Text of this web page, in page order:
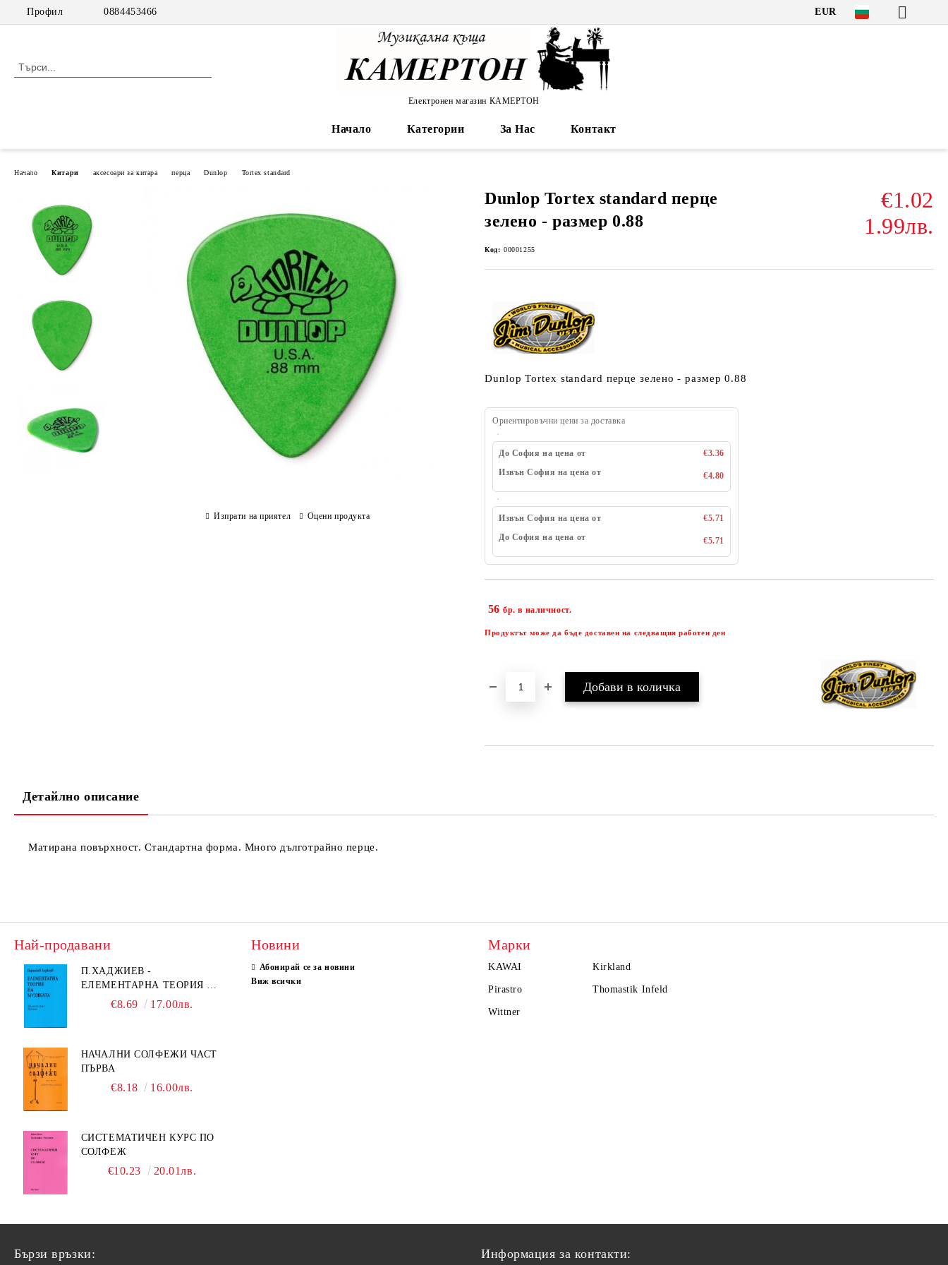
Профил 0884453466 EUR
Електронен магазин КАМЕРТОН
Начало Категории За Нас Контакт
Начало Китари аксесоари за китара перца Dunlop Tortex standard
Dunlop Tortex standard перце
зелено - размер 0.88
€1.02
1.99лв.
Код: 00001255
Dunlop Tortex standard перце зелено - размер 0.88
Ориентировъчни цени за доставка
До София на цена от
€3.36
Извън София на цена от
€4.80
Извън София на цена от
€5.71
До София на цена от
€5.71
56 бр. в наличност.
Продуктът може да бъде доставен на следващия работен ден
Изпрати на приятел Оцени продукта
Детайлно описание
Матирана повърхност. Стандартна форма. Много дълготрайно перце.
Най-продавани
П.ХАДЖИЕВ -
ЕЛЕМЕНТАРНА ТЕОРИЯ НА
МУЗИКАТА
€8.69 17.00лв.
НАЧАЛНИ СОЛФЕЖИ ЧАСТ
ПЪРВА
€8.18 16.00лв.
СИСТЕМАТИЧЕН КУРС ПО
СОЛФЕЖ
€10.23 20.01лв.
Новини
Абонирай се за новини
Виж всички
Марки
KAWAI Kirkland
Pirastro Thomastik Infeld
Wittner
Бързи връзки: Информация за контакти: